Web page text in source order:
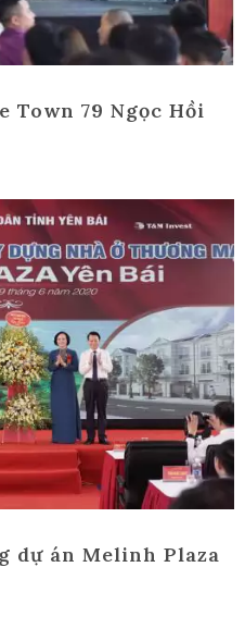
Town 79 Ngọc Hồi
dự án Melinh Plaza